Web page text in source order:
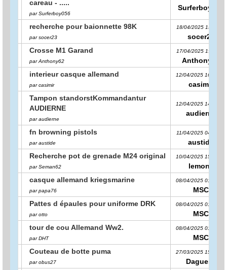
careau - .....
par Surferboy056
Surferboy056
recherche pour baionnette 98K
par socer23
18/04/2025 15:10:11
socer23
Crosse M1 Garand
par Anthony62
17/04/2025 19:11:32
Anthony62
interieur casque allemand
par casimir
12/04/2025 16:03:03
casimir
Tampon standorstKommandantur
AUDIERNE
par audierne
12/04/2025 14:14:01
audierne
fn browning pistols
par austide
11/04/2025 04:57:58
austide
Recherche pot de grenade M24 original
par Seman62
10/04/2025 15:46:13
lemone
casque allemand kriegsmarine
par papa76
08/04/2025 01:37:18
MSC
Pattes d épaules pour uniforme DRK
par otto
08/04/2025 01:35:31
MSC
tour de cou Allemand Ww2.
par DHT
08/04/2025 01:34:33
MSC
Couteau de botte puma
par obus27
27/03/2025 15:58:58
Dagues1